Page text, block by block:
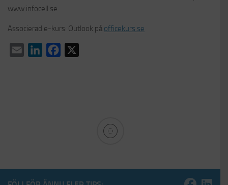
www.infocell.se
Associerad e-kurs: Outlook på officekurs.se
Email LinkedInFacebook